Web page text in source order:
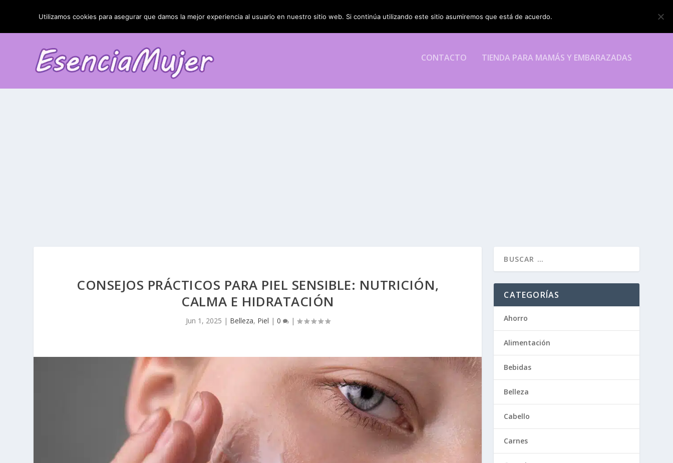
TENDENCIAS: La blefaroplastia y sus resultados
CONTACTO TIENDA PARA MAMÁS Y EMBARAZADAS
CONSEJOS PRÁCTICOS PARA PIEL SENSIBLE: NUTRICIÓN,
CALMA E HIDRATACIÓN
Jun 1, 2025 | Belleza, Piel | 0 |
CATEGORÍAS
Ahorro
Alimentación
Bebidas
Belleza
Cabello
Carnes
Utilizamos cookies para asegurar que damos la mejor experiencia al usuario en nuestro sitio web. Si continúa utilizando este sitio asumiremos que está de acuerdo.